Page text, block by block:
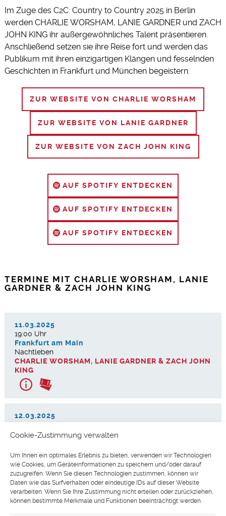
Cookie-Zustimmung verwalten
Um Ihnen ein optimales Erlebnis zu bieten, verwenden wir Technologien
wie Cookies, um Geräteinformationen zu speichern und/oder darauf
zuzugreifen. Wenn Sie diesen Technologien zustimmen, können wir
Daten wie das Surfverhalten oder eindeutige IDs auf dieser Website
verarbeiten. Wenn Sie Ihre Zustimmung nicht erteilen oder zurückziehen,
können bestimmte Merkmale und Funktionen beeinträchtigt werden.
Im Zuge des C2C: Country to Country 2025 in Berlin
werden CHARLIE WORSHAM, LANIE GARDNER und ZACH
JOHN KING ihr außergewöhnliches Talent präsentieren.
Anschließend setzen sie ihre Reise fort und werden das
Publikum mit ihren einzigartigen Klängen und fesselnden
Geschichten in Frankfurt und München begeistern.
ZUR WEBSITE VON CHARLIE WORSHAM
ZUR WEBSITE VON LANIE GARDNER
ZUR WEBSITE VON ZACH JOHN KING
AUF SPOTIFY ENTDECKEN
AUF SPOTIFY ENTDECKEN
AUF SPOTIFY ENTDECKEN
TERMINE MIT CHARLIE WORSHAM, LANIE
GARDNER & ZACH JOHN KING
11.03.2025
19:00 Uhr
Frankfurt am Main
Nachtleben
CHARLIE WORSHAM, LANIE GARDNER & ZACH JOHN
KING
12.03.2025
19:00 Uhr
München
CHARLIE WORSHAM, LANIE GARDNER & ZACH JOHN
KING